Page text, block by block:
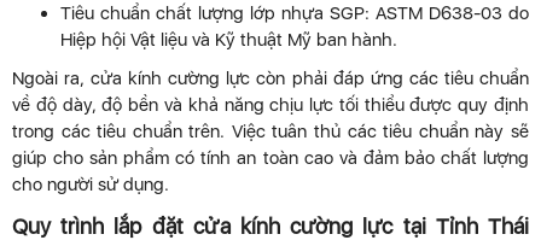
Tiêu chuẩn chất lượng lớp nhựa SGP: ASTM D638-03 do
Hiệp hội Vật liệu và Kỹ thuật Mỹ ban hành.
Ngoài ra, cửa kính cường lực còn phải đáp ứng các tiêu chuẩn
về độ dày, độ bền và khả năng chịu lực tối thiểu được quy định
trong các tiêu chuẩn trên. Việc tuân thủ các tiêu chuẩn này sẽ
giúp cho sản phẩm có tính an toàn cao và đảm bảo chất lượng
cho người sử dụng.
Quy trình lắp đặt cửa kính cường lực tại Tỉnh Thái